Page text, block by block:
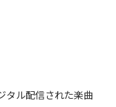
タル配信された楽曲